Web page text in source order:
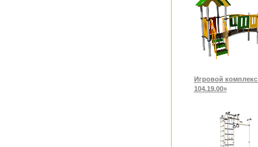
Игровой
104.19.00»